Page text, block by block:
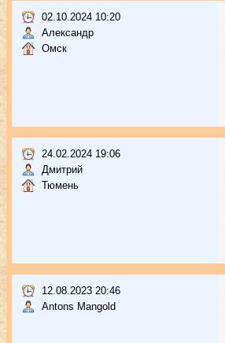
02.10.2024 10:20
Александр
Омск
24.02.2024 19:06
Дмитрий
Тюмень
12.08.2023 20:46
Antons Mangold